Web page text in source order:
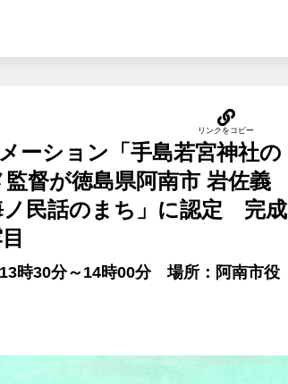
ーション「手島若宮神社の
督が徳島県阿南市 岩佐義
ノ民話のまち」に認定 完成
時30分～14時00分 場所：阿南市役